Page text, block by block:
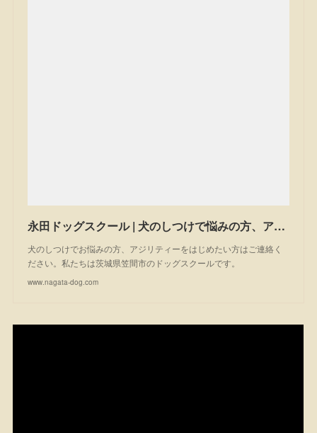
永田ドッグスクール | 犬のしつけで悩みの方、アジリティーを始めたい方は一度ご相談ください。私たちは茨城県笠間市のドッグスクールです。
犬のしつけでお悩みの方、アジリティーをはじめたい方はご連絡く
ださい。私たちは茨城県笠間市のドッグスクールです。
www.nagata-dog.com